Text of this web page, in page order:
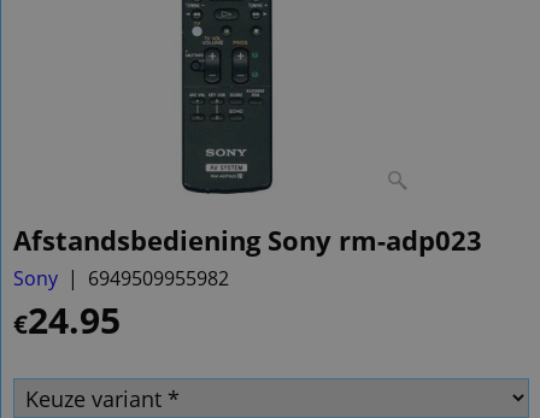
Afstandsbediening Sony rm-adp023
Sony 6949509955982
€24.95